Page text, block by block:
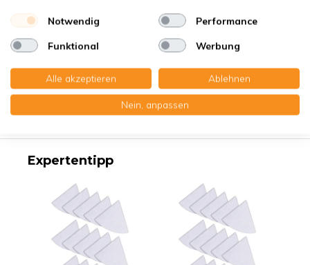
Schutz vor
Eigenschaften
Produktbeschreibung
Expertentipp
Notwendig Performance
Funktional Werbung
Alle akzeptieren Ablehnen
Nein, anpassen